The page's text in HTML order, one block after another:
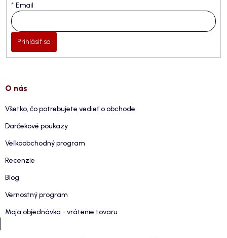
Email
Prihlásiť sa
O nás
Všetko, čo potrebujete vedieť o obchode
Darčekové poukazy
Veľkoobchodný program
Recenzie
Blog
Vernostný program
Moja objednávka - vrátenie tovaru